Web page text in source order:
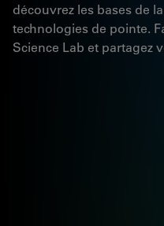
découvrez les bases de
technologies de pointe.
Science Lab et partagez